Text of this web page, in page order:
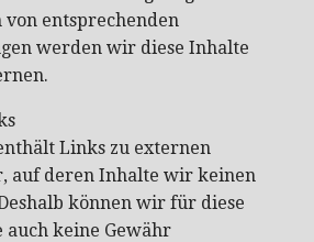
entsprechenden
werden wir diese Inhalte
Links zu externen
auf deren Inhalte wir keinen
können wir für diese
keine Gewähr